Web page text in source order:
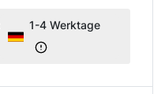
1-4 Werktage